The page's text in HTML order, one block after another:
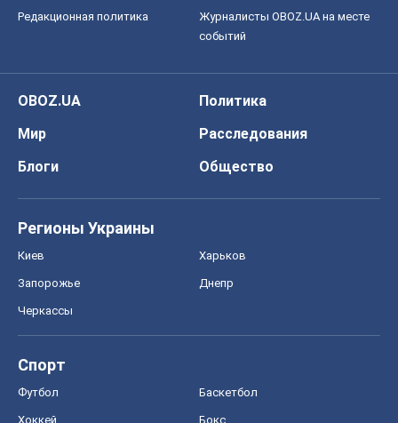
Редакционная политика
Журналисты OBOZ.UA на месте
событий
OBOZ.UA
Политика
Мир
Расследования
Блоги
Общество
Регионы Украины
Киев Харьков
Запорожье Днепр
Черкассы
Спорт
Футбол Баскетбол
Хоккей Бокс